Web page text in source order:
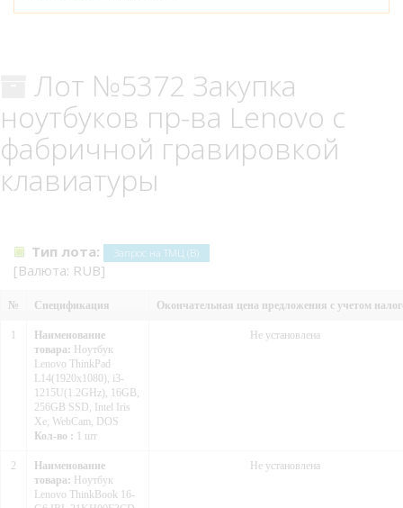
Лот №5372 Закупка
ноутбуков пр-ва Lenovo с
фабричной гравировкой
клавиатуры
Тип лота: Запрос на ТМЦ (В)
[Валюта: RUB]
№ Спецификация Окончательная цена предложения с учетом
Наименование
товара: Ноутбук
Lenovo ThinkPad
L14(1920x1080), i3-
1215U(1.2GHz), 16GB,
256GB SSD, Intel Iris
Xe, WebCam, DOS
Кол-во : 1 шт
Не установлена
2
Наименование
товара: Ноутбук
Lenovo ThinkBook 16-
Не установлена